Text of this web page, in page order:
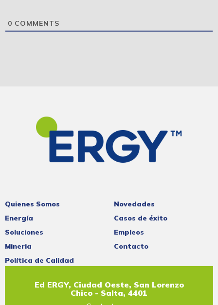
0 COMMENTS
Quienes Somos
Energía
Soluciones
Mineria
Política de Calidad
Novedades
Casos de éxito
Empleos
Contacto
Ed ERGY, Ciudad Oeste, San Lorenzo
Chico - Salta, 4401